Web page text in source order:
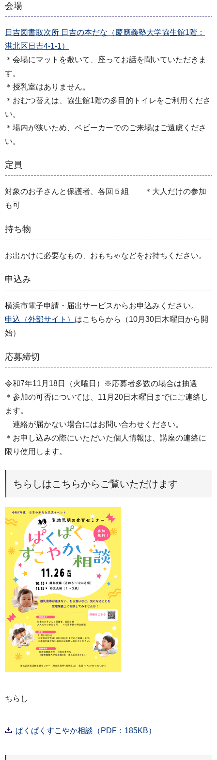
会場
日吉図書取次所 日吉の本だな（慶應義塾大学協生館1階：
港北区日吉4-1-1）
＊会場にマットを敷いて、座ってお話を聞いていただきま
す。
＊授乳室はありません。
＊おむつ替えは、協生館1階の多目的トイレをご利用くださ
い。
＊場内が狭いため、ベビーカーでのご来場はご遠慮くださ
い。
定員
対象のお子さんと保護者、各回５組 ＊大人だけの参加
も可
持ち物
お出かけに必要なもの、おもちゃなどをお持ちください。
申込み
横浜市電子申請・届出サービスからお申込みください。
申込（外部サイト） はこちらから（10月30日木曜日から開
始）
応募締切
令和7年11月18日（火曜日）※応募者多数の場合は抽選
＊参加の可否については、11月20日木曜日までにご連絡し
ます。
連絡が届かない場合にはお問い合わせください。
＊お申し込みの際にいただいた個人情報は、講座の連絡に
限り使用します。
ちらしはこちらからご覧いただけます
ちらし
ぱくぱくすこやか相談（PDF：185KB）